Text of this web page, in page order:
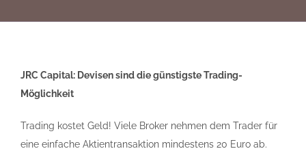
JRC Capital: Devisen sind die günstigste Trading-
Möglichkeit
Trading kostet Geld! Viele Broker nehmen dem Trader für
eine einfache Aktientransaktion mindestens 20 Euro ab.